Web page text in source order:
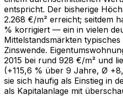
entspricht. Der bisherige
2.268 €/m² erreicht; seitdem
% korrigiert — ein in vielen
Mittelstandsmärkten
Zinswende.
2015 bei rund 928 €/m² und
(+115,6 % über 9 Jahre, Ø
sie sich häufig als Einstieg in
als Kapitalanlage mit